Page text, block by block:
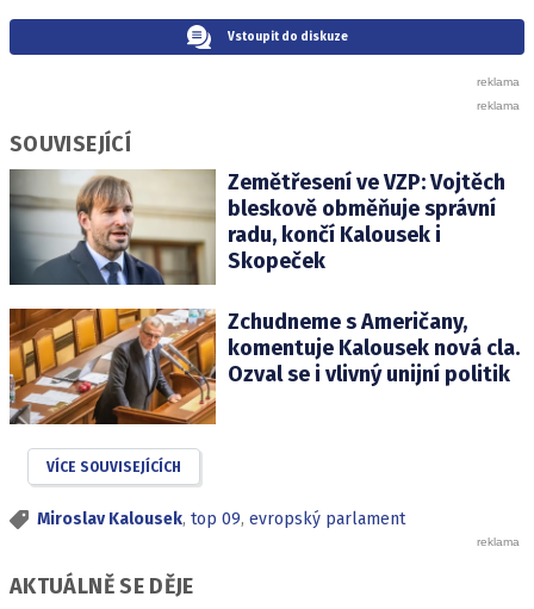
Vstoupit do diskuze
SOUVISEJÍCÍ
Zemětřesení ve VZP: Vojtěch
bleskově obměňuje správní
radu, končí Kalousek i
Skopeček
Zchudneme s Američany,
komentuje Kalousek nová cla.
Ozval se i vlivný unijní politik
VÍCE SOUVISEJÍCÍCH
Miroslav Kalousek, top 09, evropský parlament
AKTUÁLNĚ SE DĚJE